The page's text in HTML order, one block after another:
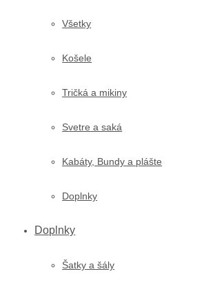
Všetky
Košele
Tričká a mikiny
Svetre a saká
Kabáty, Bundy a plášte
Doplnky
Doplnky
Šatky a šály